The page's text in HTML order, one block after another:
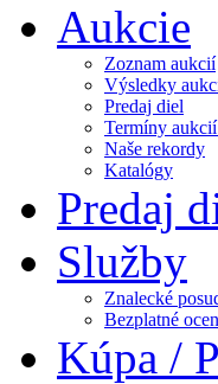
Aukcie
Zoznam aukcií
Výsledky
Predaj diel
Termíny
Naše rekordy
Katalógy
Predaj
Služby
Znalecké
Bezplatné
Kúpa /